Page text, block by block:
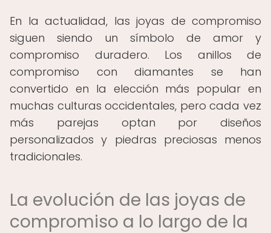
En la actualidad, las joyas de compromiso
siguen siendo un símbolo de amor y
compromiso duradero. Los anillos de
compromiso con diamantes se han
convertido en la elección más popular en
muchas culturas occidentales, pero cada vez
más parejas optan por diseños
personalizados y piedras preciosas menos
tradicionales.
La evolución de las joyas de
compromiso a lo largo de la